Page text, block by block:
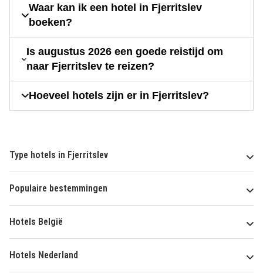
Waar kan ik een hotel in Fjerritslev
boeken?
Is augustus 2026 een goede reistijd om
naar Fjerritslev te reizen?
Hoeveel hotels zijn er in Fjerritslev?
Type hotels in Fjerritslev
Populaire bestemmingen
Hotels België
Hotels Nederland